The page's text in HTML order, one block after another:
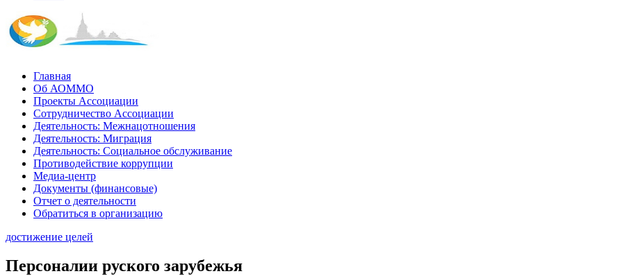
Главная
Об АОММО
Проекты Ассоциации
Сотрудничество Ассоциации
Деятельность: Межнацотношения
Деятельность: Миграция
Деятельность: Социальное обслуживание
Противодействие коррупции
Медиа-центр
Документы (финансовые)
Отчет о деятельности
Обратиться в организацию
достижение целей
Персоналии руского зарубежья